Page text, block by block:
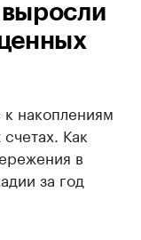
накоплениям
Как
в
за год